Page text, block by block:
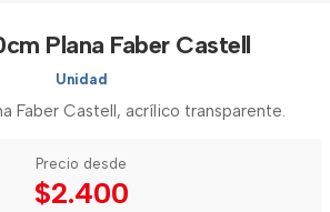
Plana Faber Castell
Unidad
Faber Castell, acrílico transparente.
Precio desde
$2.400